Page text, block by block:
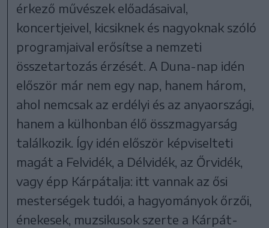
érkező művészek előadásaival,
koncertjeivel, kicsiknek és nagyoknak szóló
programjaival erősítse a nemzeti
összetartozás érzését. A Duna-nap idén
először már nem egy nap, hanem három,
ahol nemcsak az erdélyi és az anyaországi,
hanem a külhonban élő összmagyarság
találkozik. Így idén először képviselteti
magát a Felvidék, a Délvidék, az Őrvidék,
vagy épp Kárpátalja: itt vannak az ősi
mesterségek tudói, a hagyományok őrzői,
énekesek, muzsikusok szerte a Kárpát-